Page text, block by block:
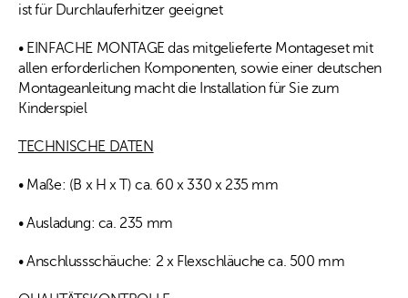
ist für Durchlauferhitzer geeignet
• EINFACHE MONTAGE das mitgelieferte Montageset mit
allen erforderlichen Komponenten, sowie einer deutschen
Montageanleitung macht die Installation für Sie zum
Kinderspiel
TECHNISCHE DATEN
• Maße: (B x H x T) ca. 60 x 330 x 235 mm
• Ausladung: ca. 235 mm
• Anschlussschäuche: 2 x Flexschläuche ca. 500 mm